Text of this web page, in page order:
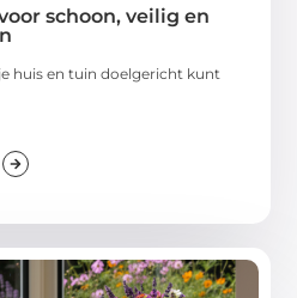
schoon, veilig en
huis en tuin doelgericht kunt